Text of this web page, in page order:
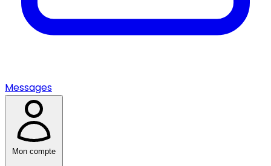
Messages
Mon compte